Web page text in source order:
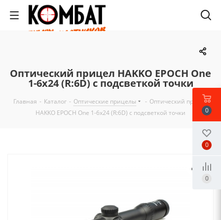
Оптический прицел HAKKO EPOCH One
1-6x24 (R:6D) с подсветкой точки
Главная - Каталог - Оптические прицелы - Оптический прицел
HAKKO EPOCH One 1-6x24 (R:6D) с подсветкой точки
0
0
0